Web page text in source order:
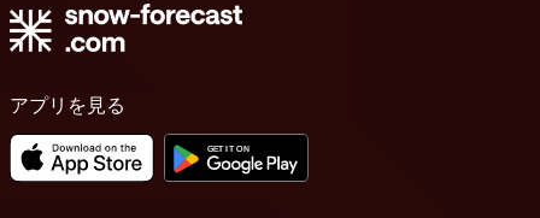
アプリを見る